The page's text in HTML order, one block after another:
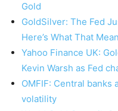
Gold
GoldSilver: The Fed
Here’s What That
Yahoo Finance UK:
Kevin Warsh as Fed
OMFIF: Central
volatility